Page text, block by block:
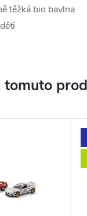
těžká bio bavlna
tomuto